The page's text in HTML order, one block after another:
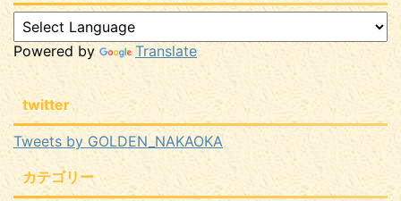
Powered by Translate
twitter
Tweets by GOLDEN_NAKAOKA
カテゴリー